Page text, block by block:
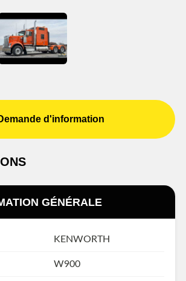
d'information
GÉNÉRALE
KENWORTH
W900